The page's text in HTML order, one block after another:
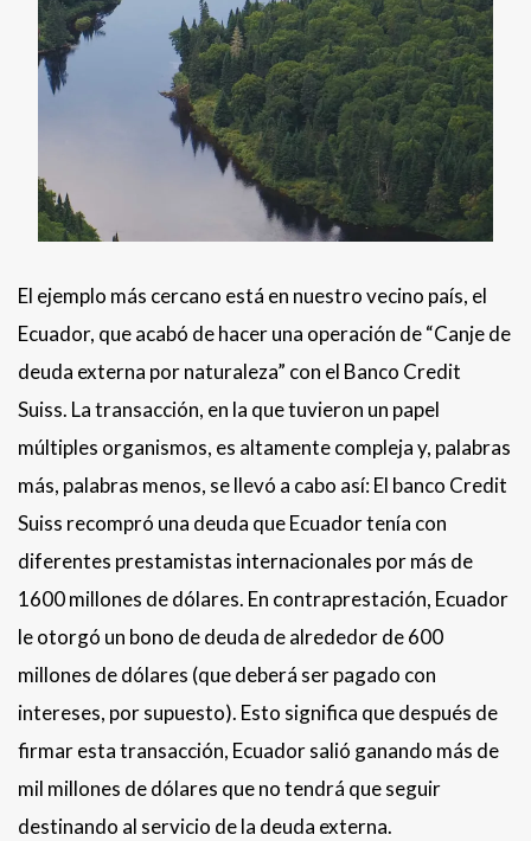
El ejemplo más cercano está en nuestro vecino país, el
Ecuador, que acabó de hacer una operación de “Canje de
deuda externa por naturaleza” con el Banco Credit
Suiss. La transacción, en la que tuvieron un papel
múltiples organismos, es altamente compleja y, palabras
más, palabras menos, se llevó a cabo así: El banco Credit
Suiss recompró una deuda que Ecuador tenía con
diferentes prestamistas internacionales por más de
1600 millones de dólares. En contraprestación, Ecuador
le otorgó un bono de deuda de alrededor de 600
millones de dólares (que deberá ser pagado con
intereses, por supuesto). Esto significa que después de
firmar esta transacción, Ecuador salió ganando más de
mil millones de dólares que no tendrá que seguir
destinando al servicio de la deuda externa.